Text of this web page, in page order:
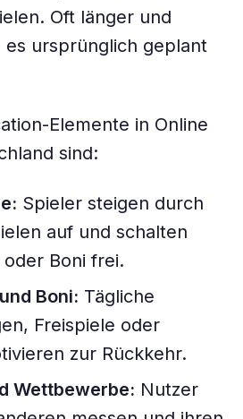
Oft länger und
es ursprünglich geplant
Elemente in Online
sind:
Spieler steigen durch
auf und schalten
Boni frei.
Boni: Tägliche
Freispiele oder
zur Rückkehr.
Wettbewerbe: Nutzer